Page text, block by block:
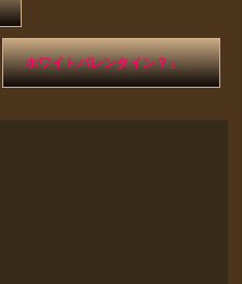
ホワイトバレンタイン？」→